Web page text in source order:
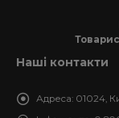
Наші контакти
Адреса: 01024,